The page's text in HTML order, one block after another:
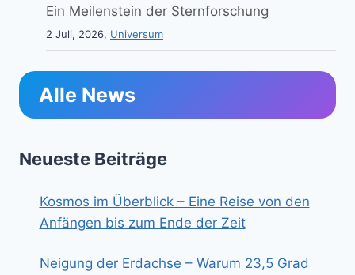
Ein Meilenstein der Sternforschung
2 Juli, 2026, Universum
Alle News
Neueste Beiträge
Kosmos im Überblick – Eine Reise von den
Anfängen bis zum Ende der Zeit
Neigung der Erdachse – Warum 23,5 Grad